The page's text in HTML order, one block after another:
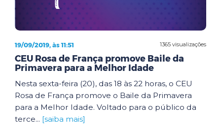
1365 visualizações
19/09/2019, às 11:51
CEU Rosa de França promove Baile da
Primavera para a Melhor Idade
Nesta sexta-feira (20), das 18 às 22 horas, o CEU
Rosa de França promove o Baile da Primavera
para a Melhor Idade. Voltado para o público da
terce... [saiba mais]